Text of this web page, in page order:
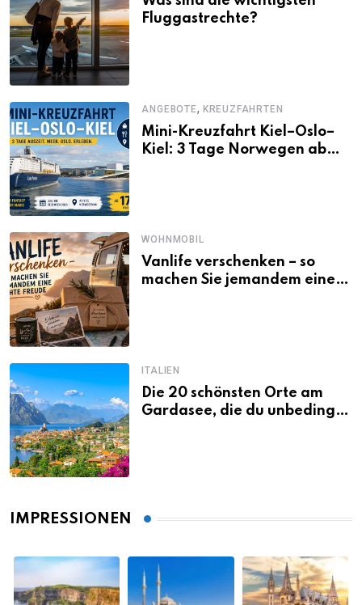
Fluggastrechte?
ANGEBOTE, KREUZFAHRTEN
Mini-Kreuzfahrt Kiel–Oslo–
Kiel: 3 Tage Norwegen ab
WOHNMOBIL
Vanlife verschenken – so
machen Sie jemandem eine
ITALIEN
Die 20 schönsten Orte am
Gardasee, die du unbedingt
IMPRESSIONEN